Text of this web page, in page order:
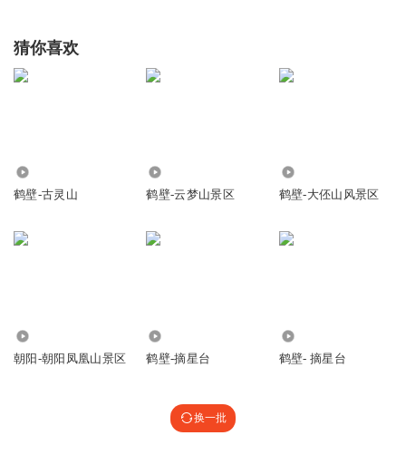
猜你喜欢
鹤壁-古灵山 鹤壁-云梦山景区 鹤壁-大伾山风景区
朝阳-朝阳凤凰山景区 鹤壁-摘星台 鹤壁- 摘星台
换一批